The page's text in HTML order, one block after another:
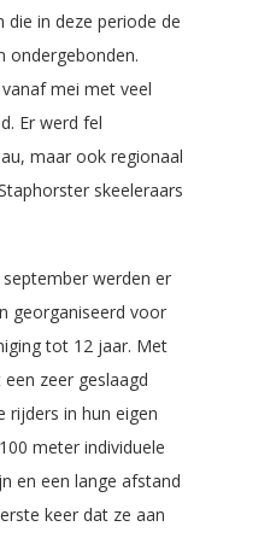
die in deze periode de
ondergebonden.
mei met veel
Er werd fel
maar ook regionaal
skeeleraars
werden er
georganiseerd voor
tot 12 jaar. Met
zeer geslaagd
rijders in hun eigen
meter individuele
en een lange afstand
keer dat ze aan